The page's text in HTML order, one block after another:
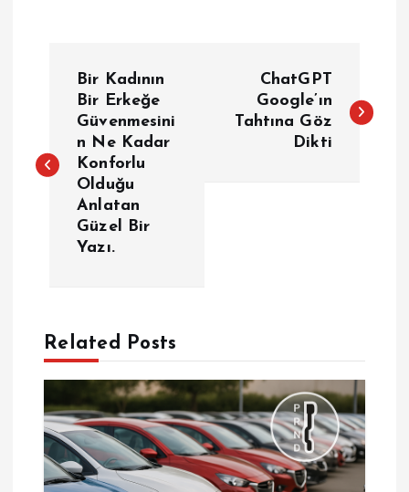
z
z
n
m
Bir Kadının
Bir Erkeğe
Güvenmesini
n Ne Kadar
Konforlu
Olduğu
Anlatan
Güzel Bir
Yazı.
ChatGPT
Google’ın
Tahtına Göz
Dikti
Related Posts